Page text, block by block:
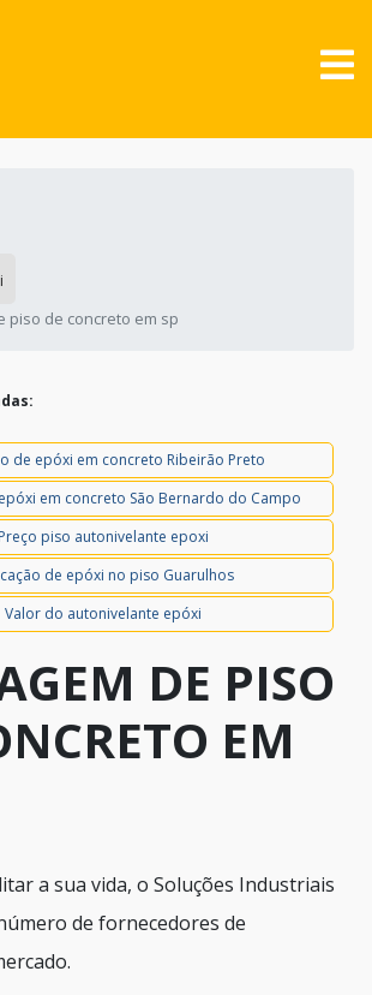
piso de concreto em sp
de epóxi em concreto Ribeirão Preto
em concreto São Bernardo do Campo
Preço piso autonivelante epoxi
de epóxi no piso Guarulhos
Valor do autonivelante epóxi
DE PISO
EM
a sua vida, o Soluções Industriais
de fornecedores de